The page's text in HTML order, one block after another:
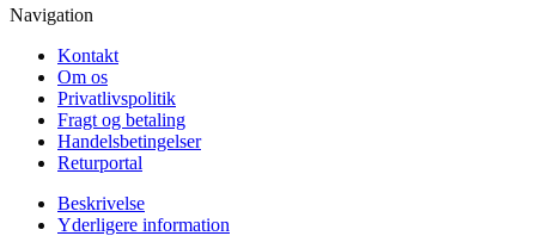
Navigation
Kontakt
Om os
Privatlivspolitik
Fragt og betaling
Handelsbetingelser
Returportal
Beskrivelse
Yderligere information